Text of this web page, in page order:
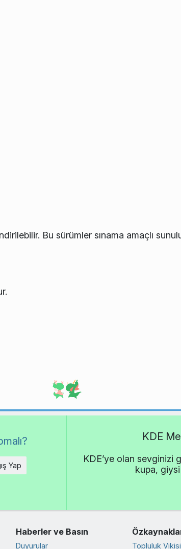
Bu sürümler sınama amaçlı
Yap
KDE
KDE’ye olan sevginizi
kupa, giysi
Haberler ve Basın
Duyurular Topluluk Vikisi